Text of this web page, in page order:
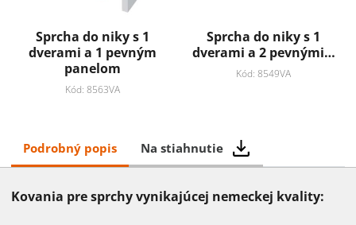
Sprcha do niky s 1
dverami a 1 pevným
panelom
Kód: 8563VA
Sprcha do niky s 1
dverami a 2 pevnými…
Kód: 8549VA
Podrobný popis Na stiahnutie
Kovania pre sprchy vynikajúcej nemeckej kvality: